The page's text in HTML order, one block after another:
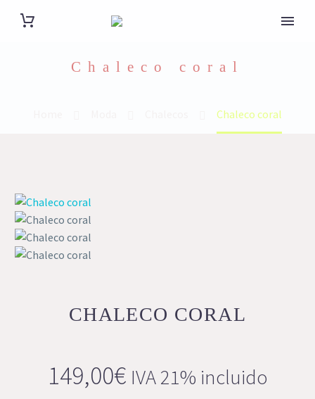
Chaleco coral
Chaleco coral
CHALECO CORAL
149,00€ IVA 21% incluido